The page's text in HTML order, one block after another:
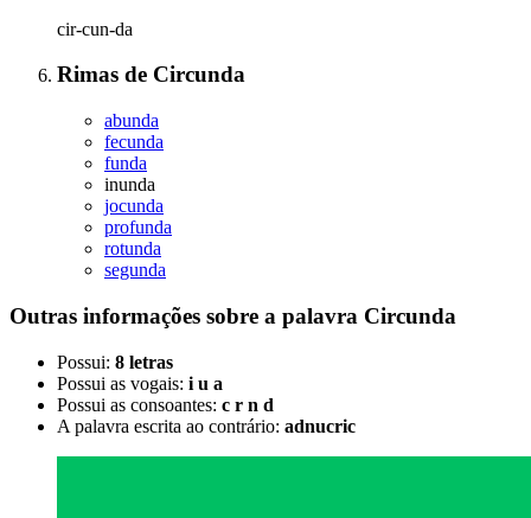
cir-cun-da
Rimas de Circunda
abunda
fecunda
funda
inunda
jocunda
profunda
rotunda
segunda
Outras informações sobre a palavra Circunda
Possui: 8 letras
Possui as vogais: i u a
Possui as consoantes: c r n d
A palavra escrita ao contrário: adnucric